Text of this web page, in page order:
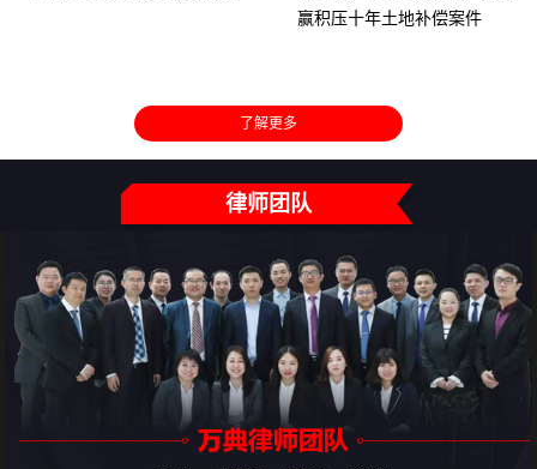
赢积压十年土地补偿案件
了解更多
律师团队